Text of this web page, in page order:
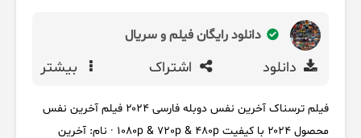
دانلود رایگان فیلم و سریال
دانلود اشتراک بیشتر
فیلم ترسناک آخرین نفس دوبله فارسی ۲۰۲۴ فیلم آخرین نفس
محصول ۲۰۲۴ با کیفیت 1080p & 720p & 480p · نام: آخرین